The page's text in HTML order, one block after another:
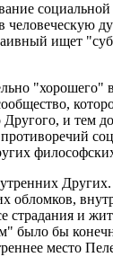
ищет
и тем
страдания и
было бы
место